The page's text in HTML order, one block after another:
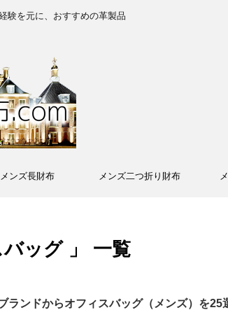
験を元に、おすすめの革製品
メンズ長財布 メンズ二つ折り財布
バッグ 」 一覧
ランドからオフィスバッグ（メンズ）を25